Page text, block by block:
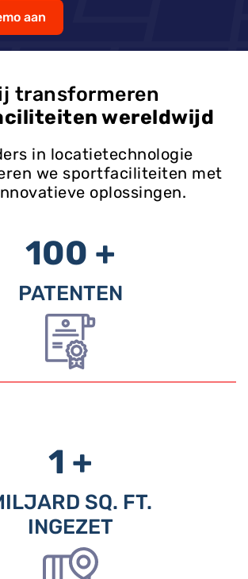
aan
transformeren
wereldwijd
in locatietechnologie
we sportfaciliteiten met
oplossingen.
100 +
PATENTEN
1 +
SQ. FT.
INGEZET